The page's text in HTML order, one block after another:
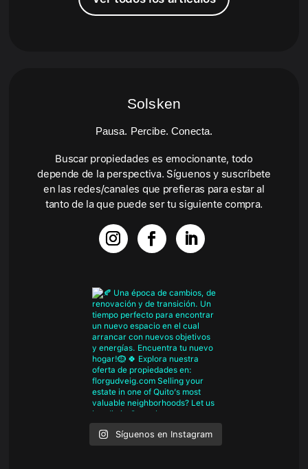
Solsken
Pausa. Percibe. Conecta.
Buscar propiedades es emocionante, todo
depende de la perspectiva. Síguenos y suscríbete
en las redes/canales que prefieras para estar al
tanto de la que puede ser tu siguiente compra.
Síguenos en Instagram